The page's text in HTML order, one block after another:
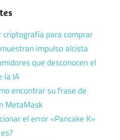
criptografía para comprar
impulso alcista
que desconocen el
la IA
encontrar su frase de
MetaMask
el error «Pancake K»